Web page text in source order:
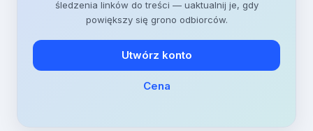
śledzenia linków do treści — uaktualnij je, gdy
powiększy się grono odbiorców.
Utwórz konto
Cena